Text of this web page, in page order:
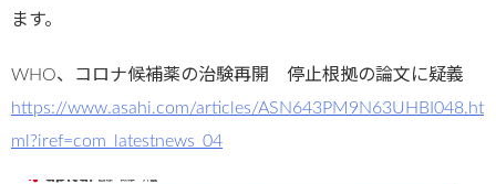
ます。
WHO、コロナ候補薬の治験再開 停止根拠の論文に疑義
https://www.asahi.com/articles/ASN643PM9N63UHBI048.ht
ml?iref=com_latestnews_04